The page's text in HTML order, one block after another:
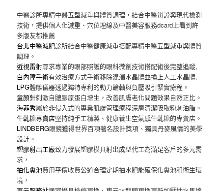
中醫診所專精中醫五型減重與體質調理，結合中醫辨證與現代檢測
技術，提供個人化減重、穴位埋線及中醫美容服務dcard上看到許
多版友都推薦
台北中醫減肥診所結合中醫健康減重搭配專精中醫五型減重與體質
調理。
近視雷射尋求專業的眼部照護的眼科微創技術搭配術後完整追蹤,
白內障手術有效治療方式手術移除混濁水晶體並換上人工水晶體,
LPG體雕儀器透過獨特專利的動力輪軸與負壓吸引緊實療程。
童顏針刺激自體膠原蛋白增生，改善肌膚老化問題效果自然正比。
海菲秀屬於非侵入式的專業肌膚管理療程深層清潔吸取粉刺油脂。
牛軋糖專賣店堅持純手工精製、健康養生空氣感牛軋糖的專賣店。
LINDBERG眼鏡獲得世界百項著名設計獎項、獨具丹麥風情的美學
設計。
塑膠射出工廠致力發展塑膠模具射出成型代工為滿足客戶的多元需
求，
抽化糞池費用平價收費公道合理定期抽水肥能確保化糞池和衛生環
境，